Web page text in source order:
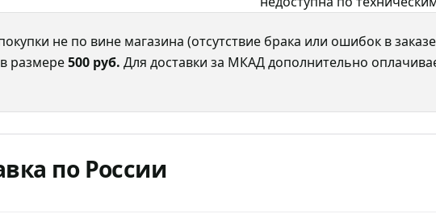
не по вине магазина (отсутствие брака или ошибок в
размере500 руб. Для доставки за МКАД дополнительно
по России